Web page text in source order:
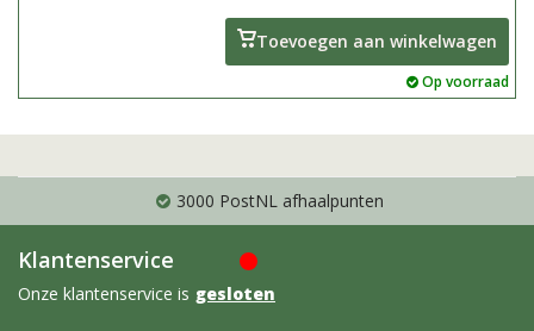
Toevoegen aan winkelwagen
Op voorraad
3000 PostNL afhaalpunten
Klantenservice
Onze klantenservice is gesloten